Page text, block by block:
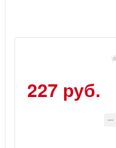
227 руб.